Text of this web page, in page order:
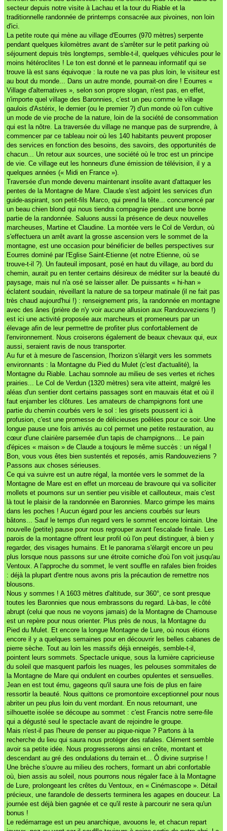
secteur depuis notre visite à Lachau et la tour du Riable et la
traditionnelle randonnée de printemps consacrée aux pivoines, non loin
d'ici.
La petite route qui mène au village d'Eourres (970 mètres) serpente
pendant quelques kilomètres avant de s'arrêter sur le petit parking où
séjournent depuis très longtemps, semble-t-il, quelques véhicules pour le
moins hétéroclites ! Le ton est donné et le panneau informatif qui se
trouve là est sans équivoque : la route ne va pas plus loin, le visiteur est
au bout du monde... Dans un autre monde, pourrait-on dire ! Eourres «
Village d'alternatives », selon son propre slogan, n'est pas, en effet,
n'importe quel village des Baronnies, c'est un peu comme le village
gaulois d'Astérix, le dernier (ou le premier ?) d'un monde où l'on cultive
un mode de vie proche de la nature, loin de la société de consommation
qui est la nôtre. La traversée du village ne manque pas de surprendre, à
commencer par ce tableau noir où les 140 habitants peuvent proposer
des services en fonction des besoins, des savoirs, des opportunités de
chacun... Un retour aux sources, une société où le troc est un principe
de vie. Ce village eut les honneurs d'une émission de télévision, il y a
quelques années (« Midi en France »).
Traversée d'un monde devenu maintenant insolite avant d'attaquer les
pentes de la Montagne de Mare. Claude s'est adjoint les services d'un
guide-aspirant, son petit-fils Marco, qui prend la tête... concurrencé par
un beau chien blond qui nous tiendra compagnie pendant une bonne
partie de la randonnée. Saluons aussi la présence de deux nouvelles
marcheuses, Martine et Claudine. La montée vers le Col de Verdun, où
s'effectuera un arrêt avant la grosse ascension vers le sommet de la
montagne, est une occasion pour bénéficier de belles perspectives sur
Eourres dominé par l'Eglise Saint-Etienne (et notre Etienne, où se
trouve-t-il ?). Un fauteuil imposant, posé en haut du village, au bord du
chemin, aurait pu en tenter certains désireux de méditer sur la beauté du
paysage, mais nul n'a osé se laisser aller. De puissants « hi-han »
éclatent soudain, réveillant la nature de sa torpeur matinale (il ne fait pas
très chaud aujourd'hui !) : renseignement pris, la randonnée en montagne
avec des ânes (prière de n'y voir aucune allusion aux Randouveziens !)
est ici une activité proposée aux marcheurs et promeneurs par un
élevage afin de leur permettre de profiter plus confortablement de
l'environnement. Nous croiserons également de beaux chevaux qui, eux
aussi, seraient ravis de nous transporter.
Au fur et à mesure de l'ascension, l'horizon s'élargit vers les sommets
environnants : la Montagne du Pied du Mulet (c'est d'actualité), la
Montagne du Riable. Lachau somnole au milieu de ses vertes et riches
prairies... Le Col de Verdun (1320 mètres) sera vite atteint, malgré les
aléas d'un sentier dont certains passages sont en mauvais état et où il
faut enjamber les clôtures. Les amateurs de champignons font une
partie du chemin courbés vers le sol : les grisets poussent ici à
profusion, c'est une promesse de délicieuses poêlées pour ce soir. Une
longue pause une fois arrivés au col permet une petite restauration, au
cœur d'une clairière parsemée d'un tapis de champignons... Le pain
d'épices « maison » de Claude a toujours le même succès : un régal !
Bon, vous vous êtes bien sustentés et reposés, amis Randouveziens ?
Passons aux choses sérieuses.
Ce qui va suivre est un autre régal, la montée vers le sommet de la
Montagne de Mare est en effet un morceau de bravoure qui va solliciter
mollets et poumons sur un sentier peu visible et caillouteux, mais c'est
là tout le plaisir de la randonnée en Baronnies. Marco grimpe les mains
dans les poches ! Aucun égard pour les anciens courbés sur leurs
bâtons... Sauf le temps d'un regard vers le sommet encore lointain. Une
nouvelle (petite) pause pour nous regrouper avant l'escalade finale. Les
parois de la montagne offrent leur profil où l'on peut distinguer, à bien y
regarder, des visages humains. Et le panorama s'élargit encore un peu
plus lorsque nous passons sur une étroite corniche d'où l'on voit jusqu'au
Ventoux. A l'approche du sommet, le vent souffle en rafales bien froides
: déjà la plupart d'entre nous avons pris la précaution de remettre nos
blousons.
Nous y sommes ! A 1603 mètres d'altitude, sur 360°, ce sont presque
toutes les Baronnies que nous embrassons du regard. Là-bas, le côté
abrupt (celui que nous ne voyons jamais) de la Montagne de Chamouse
est un repère pour nous orienter. Plus près de nous, la Montagne du
Pied du Mulet. Et encore la longue Montagne de Lure, où nous étions
encore il y a quelques semaines pour en découvrir les belles cabanes de
pierre sèche. Tout au loin les massifs déjà enneigés, semble-t-il,
pointent leurs sommets. Spectacle unique, sous la lumière capricieuse
du soleil que masquent parfois les nuages, les pelouses sommitales de
la Montagne de Mare qui ondulent en courbes opulentes et sensuelles.
Jean en est tout ému, gageons qu'il saura une fois de plus en faire
ressortir la beauté. Nous quittons ce promontoire exceptionnel pour nous
abriter un peu plus loin du vent mordant. En nous retournant, une
silhouette isolée se découpe au sommet : c'est Francis notre serre-file
qui a dégusté seul le spectacle avant de rejoindre le groupe.
Mais n'est-il pas l'heure de penser au pique-nique ? Partons à la
recherche du lieu qui saura nous protéger des rafales. Clément semble
avoir sa petite idée. Nous progresserons ainsi en crête, montant et
descendant au gré des ondulations du terrain et... Ô divine surprise !
Une brèche s'ouvre au milieu des rochers, formant un abri confortable
où, bien assis au soleil, nous pourrons nous régaler face à la Montagne
de Lure, prolongeant les crêtes du Ventoux, en « Cinémascope ». Détail
précieux, une farandole de desserts terminera les agapes en douceur. La
journée est déjà bien gagnée et ce qu'il reste à parcourir ne sera qu'un
bonus !
Le redémarrage est un peu anarchique, avouons le, et chacun repart